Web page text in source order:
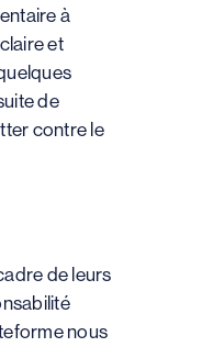
à
et
de
contre le
de leurs
nous